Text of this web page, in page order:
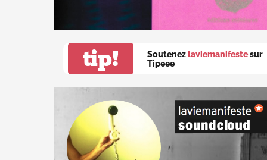
tip! Soutenez laviemanifestesur
Tipeee